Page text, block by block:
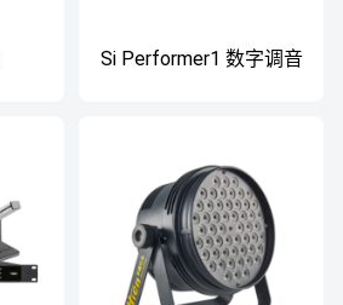
Si Performer1 数字调音